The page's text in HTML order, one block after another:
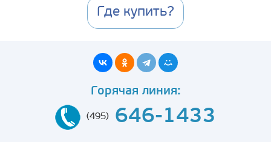
Где купить?
Горячая линия:
(495) 646-1433